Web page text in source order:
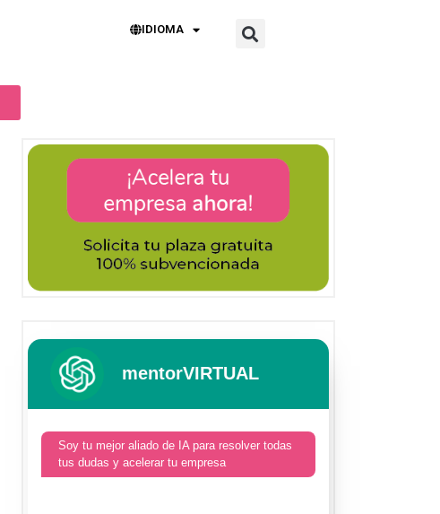
IDIOMA
mentorVIRTUAL
Soy tu mejor aliado de IA para resolver todas
tus dudas y acelerar tu empresa